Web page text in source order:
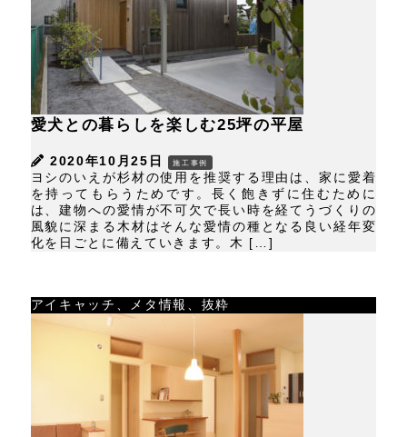
愛犬との暮らしを楽しむ25坪の平屋
2020年10月25日 施工事例
ヨシのいえが杉材の使用を推奨する理由は、家に愛着
を持ってもらうためです。長く飽きずに住むために
は、建物への愛情が不可欠で長い時を経てうづくりの
風貌に深まる木材はそんな愛情の種となる良い経年変
化を日ごとに備えていきます。木 […]
アイキャッチ、メタ情報、抜粋